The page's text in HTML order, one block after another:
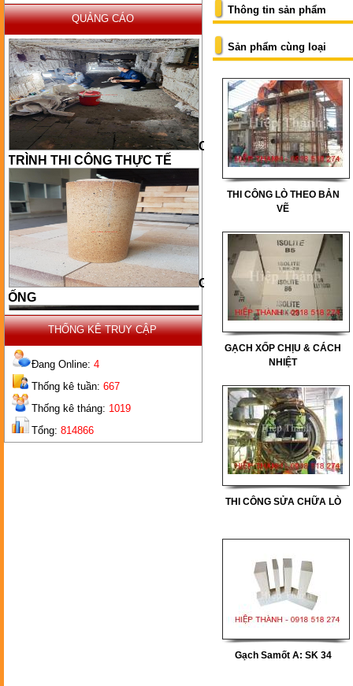
QUẢNG CÁO
CÔNG
TRÌNH THI CÔNG THỰC TẾ
GẠCH
ỐNG
GẠCH
BÉC
THỐNG KÊ TRUY CẬP
Đang Online:4
Thống kê tuần:667
Thống kê tháng: 1019
Tổng:814866
Thông tin sản phẩm
Sản phẩm cùng loại
THI CÔNG LÒ THEO BẢN
VẼ
GẠCH XỐP CHỊU & CÁCH
NHIỆT
THI CÔNG SỬA CHỮA LÒ
Gạch Samốt A: SK 34